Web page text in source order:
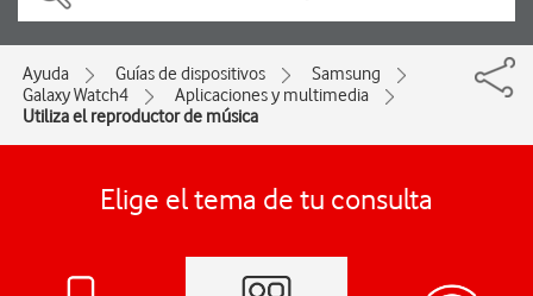
Ayuda Guías de dispositivos
Samsung
Galaxy Watch4
Aplicaciones y multimedia
Utiliza el reproductor de música
Elige el tema de tu consulta